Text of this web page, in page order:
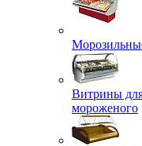
Витрины
мороженого